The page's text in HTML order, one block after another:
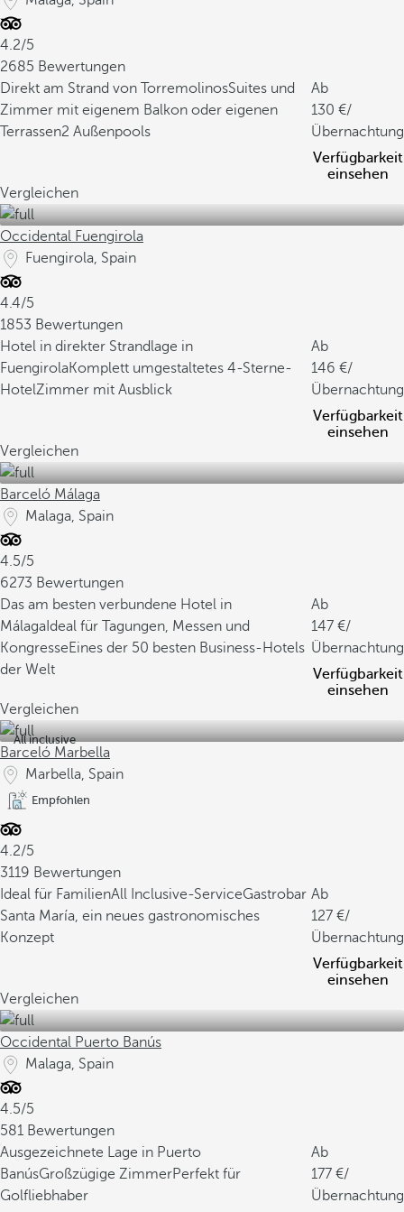
4.2/5
2685 Bewertungen
Direkt am Strand von TorremolinosSuites und
Zimmer mit eigenem Balkon oder eigenen
Terrassen2 Außenpools
Ab
130
/
Übernachtung
Verfügbarkeit
einsehen
Vergleichen
Occidental Fuengirola
Fuengirola, Spain
4.4/5
1853 Bewertungen
Hotel in direkter Strandlage in
FuengirolaKomplett umgestaltetes 4-Sterne-
HotelZimmer mit Ausblick
Ab
146
/
Übernachtung
Verfügbarkeit
einsehen
Vergleichen
Barceló Málaga
Malaga, Spain
4.5/5
6273 Bewertungen
Das am besten verbundene Hotel in
Málaga Ideal für Tagungen, Messen und
KongresseEines der 50 besten Business-Hotels
der Welt
Ab
147
/
Übernachtung
Verfügbarkeit
einsehen
Vergleichen
All inclusive
Barceló Marbella
Marbella, Spain
Empfohlen
4.2/5
3119 Bewertungen
Ideal für FamilienAll Inclusive-ServiceGastrobar
Santa María, ein neues gastronomisches
Konzept
Ab
127
/
Übernachtung
Verfügbarkeit
einsehen
Vergleichen
Occidental Puerto Banús
Malaga, Spain
4.5/5
581 Bewertungen
Ausgezeichnete Lage in Puerto
BanúsGroßzügige ZimmerPerfekt für
Golfliebhaber
Ab
177
/
Übernachtung
h
m
ä
d
i
e
d
e
n
k
u
l
t
e
l
l
e
n
R
e
i
c
h
t
m
d
e
r
R
g
i
o
n
w
i
r
s
p
i
e
g
n